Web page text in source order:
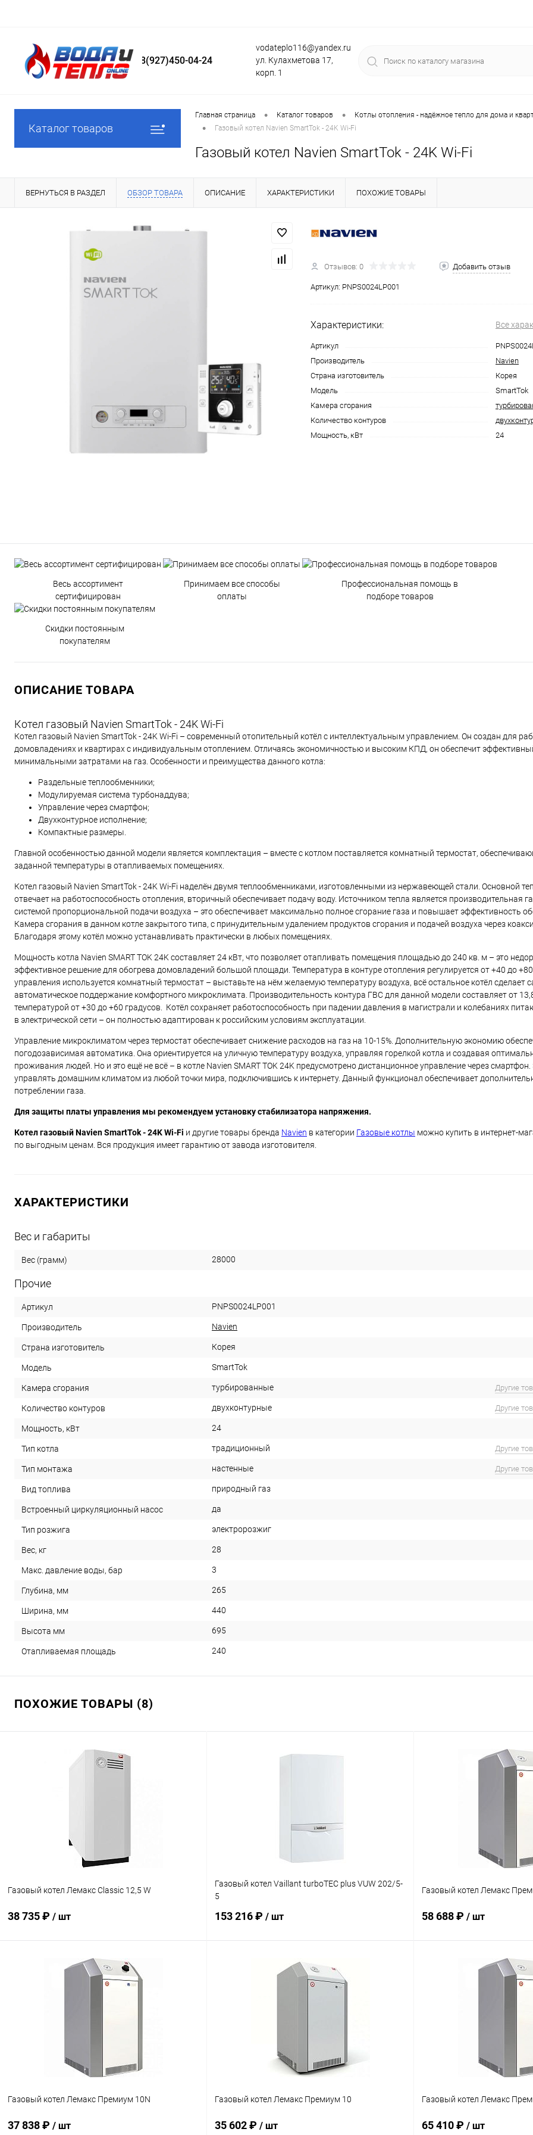
8(927)450-04-24
vodateplo116@yandex.ru
ул. Кулахметова 17,
корп. 1
Каталог товаров
Главная страница • Каталог товаров • Котлы отопления - надёжное тепло для дома и
• Газовый котел Navien SmartTok - 24K Wi-Fi
Газовый котел Navien SmartTok - 24K Wi-Fi
ВЕРНУТЬСЯ В РАЗДЕЛ ОБЗОР ТОВАРА ОПИСАНИЕ ХАРАКТЕРИСТИКИ ПОХОЖИЕ ТОВАРЫ
Отзывов: 0 Добавить отзыв
Артикул: PNPS0024LP001
Характеристики: Все
Артикул
Производитель
Navien
Страна изготовитель
Корея
Модель
SmartTok
Камера сгорания
Количество контуров
Мощность, кВт
24
Весь ассортимент
сертифицирован
Принимаем все способы
оплаты
Профессиональная помощь в
подборе товаров
Скидки постоянным
покупателям
ОПИСАНИЕ ТОВАРА
Котел газовый Navien SmartTok - 24K Wi-Fi
Котел газовый Navien SmartTok - 24K Wi-Fi – современный отопительный котёл с интеллектуальным управлением. Он создан для
домовладениях и квартирах с индивидуальным отоплением. Отличаясь экономичностью и высоким КПД, он обеспечит
минимальными затратами на газ. Особенности и преимущества данного котла:
Раздельные теплообменники;
Модулируемая система турбонаддува;
Управление через смартфон;
Двухконтурное исполнение;
Компактные размеры.
Главной особенностью данной модели является комплектация – вместе с котлом поставляется комнатный термостат,
заданной температуры в отапливаемых помещениях.
Котел газовый Navien SmartTok - 24K Wi-Fi наделён двумя теплообменниками, изготовленными из нержавеющей стали. Основной
отвечает на работоспособность отопления, вторичный обеспечивает подачу воду. Источником тепла является производительная
системой пропорциональной подачи воздуха – это обеспечивает максимально полное сгорание газа и повышает эффективность
Камера сгорания в данном котле закрытого типа, с принудительным удалением продуктов сгорания и подачей воздуха через
Благодаря этому котёл можно устанавливать практически в любых помещениях.
Мощность котла Navien SMART TOK 24K составляет 24 кВт, что позволяет отапливать помещения площадью до 240 кв. м – это
эффективное решение для обогрева домовладений большой площади. Температура в контуре отопления регулируется от +40 до
управления используется комнатный термостат – выставьте на нём желаемую температуру воздуха, всё остальное котёл сделает
автоматическое поддержание комфортного микроклимата. Производительность контура ГВС для данной модели составляет от
температурой от +30 до +60 градусов. Котёл сохраняет работоспособность при падении давления в магистрали и колебаниях
в электрической сети – он полностью адаптирован к российским условиям эксплуатации.
Управление микроклиматом через термостат обеспечивает снижение расходов на газ на 10-15%. Дополнительную экономию
погодозависимая автоматика. Она ориентируется на уличную температуру воздуха, управляя горелкой котла и создавая
проживания людей. Но и это ещё не всё – в котле Navien SMART TOK 24K предусмотрено дистанционное управление через
управлять домашним климатом из любой точки мира, подключившись к интернету. Данный функционал обеспечивает
потреблении газа.
Для защиты платы управления мы рекомендуем установку стабилизатора напряжения.
Котел газовый Navien SmartTok - 24K Wi-Fi и другие товары бренда Navien в категории Газовые котлы можно купить в интернет-
по выгодным ценам. Вся продукция имеет гарантию от завода изготовителя.
ХАРАКТЕРИСТИКИ
Вес и габариты
Вес (грамм) 28000
Прочие
Артикул PNPS0024LP001
Производитель Navien
Страна изготовитель Корея
Модель SmartTok
Камера сгорания турбированные Другие
Количество контуров двухконтурные Другие
Мощность, кВт 24
Тип котла традиционный Другие
Тип монтажа настенные Другие
Вид топлива природный газ
Встроенный циркуляционный насос да
Тип розжига электророзжиг
Вес, кг 28
Макс. давление воды, бар 3
Глубина, мм 265
Ширина, мм 440
Высота мм 695
Отапливаемая площадь 240
ПОХОЖИЕ ТОВАРЫ (8)
Газовый котел Лемакс Classic 12,5 W
38 735 ₽ / шт
В корзину
Газовый котел Vaillant turboTEC plus VUW 202/5-
5
153 216 ₽ / шт
В корзину
Газовый котел Лемакс
58 688 ₽ / шт
В
Газовый котел Лемакс Премиум 10N
37 838 ₽ / шт
Газовый котел Лемакс Премиум 10
35 602 ₽ / шт
Газовый котел Лемакс
65 410 ₽ / шт